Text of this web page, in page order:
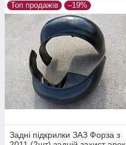
Топ продажів –19%
Задні підкрилки ЗАЗ Форза з